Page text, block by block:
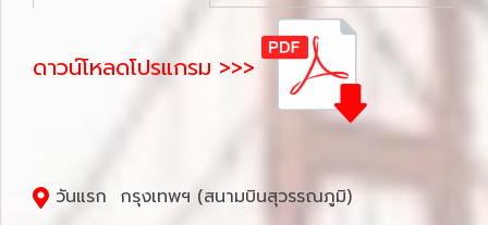
ดาวน์โหลดโปรแกรม >>>
วันแรก กรุงเทพฯ (สนามบินสุวรรณภูมิ)